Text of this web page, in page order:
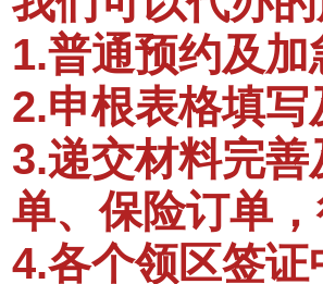
1.普通预约及
2.申根表格填
3.递交材料完
单、保险订单
4.各个领区签